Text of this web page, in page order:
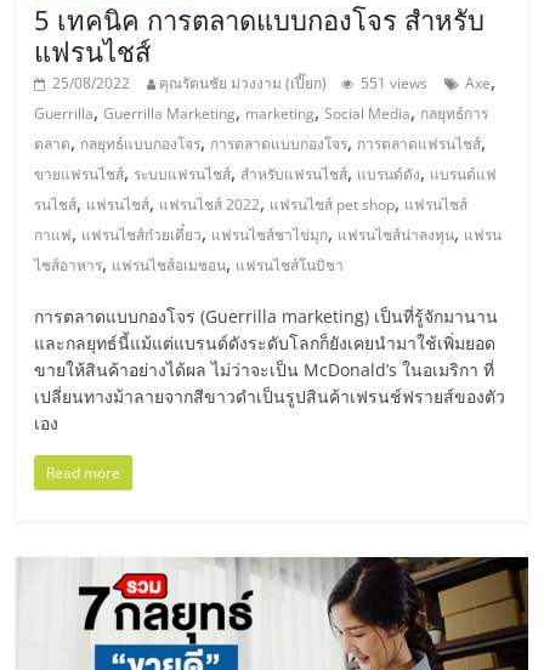
5 เทคนิค การตลาดแบบกองโจร สำหรับ
แฟรนไชส์
25/08/2022 คุณรัตนชัย ม่วงงาม (เปี๊ยก) 551 views Axe,
Guerrilla,Guerrilla Marketing, marketing,Social Media, กลยุทธ์การ
ตลาด, กลยุทธ์แบบกองโจร, การตลาดแบบกองโจร, การตลาดแฟรนไชส์,
ขายแฟรนไชส์, ระบบแฟรนไชส์, สำหรับแฟรนไชส์, แบรนด์ดัง, แบรนด์แฟ
รนไชส์, แฟรนไชส์, แฟรนไชส์ 2022, แฟรนไชส์ pet shop, แฟรนไชส์
กาแฟ, แฟรนไชส์ก๋วยเตี๋ยว, แฟรนไชส์ชาไข่มุก, แฟรนไชส์น่าลงทุน, แฟรน
ไชส์อาหาร, แฟรนไชส์อเมซอน, แฟรนไชส์โนบิชา
การตลาดแบบกองโจร (Guerrilla marketing) เป็นที่รู้จักมานาน
และกลยุทธ์นี้แม้แต่แบรนด์ดังระดับโลกก็ยังเคยนำมาใช้เพิ่มยอด
ขายให้สินค้าอย่างได้ผล ไม่ว่าจะเป็น McDonald’s ในอเมริกา ที่
เปลี่ยนทางม้าลายจากสีขาวดำเป็นรูปสินค้าเฟรนช์ฟรายส์ของตัว
เอง
Read more